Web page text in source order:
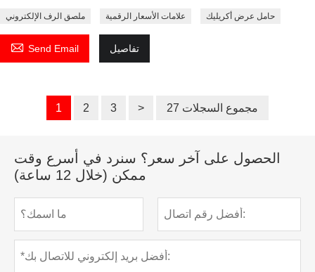
ملصق الرف الإلكتروني علامات الأسعار الرقمية حامل عرض أكريليك
 Send Email تفاصيل
1 2 3 > 27 مجموع السجلات
الحصول على آخر سعر؟ سنرد في أسرع وقت
ممكن (خلال 12 ساعة)